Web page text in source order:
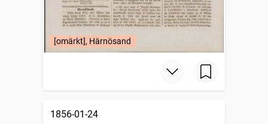
[omärkt], Härnösand
1856-01-24